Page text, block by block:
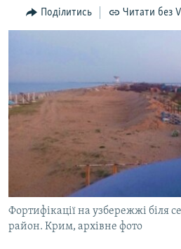
пошуку
ІНТЕРВ'Ю
ДЕПОРТАЦІЯ
ВІДЕОУРОКИ «ELIFBE»
СВІДЧЕННЯ ОКУПАЦІЇ
УКРАЇНСЬКА ПРОБЛЕМА КРИМУ
ІНФОГРАФІКА
ЯК ОБІЙТИ БЛОКУВАННЯ
Русский
Qırımtatar
Поділитись Читати без
Фортифікації на узбережжі біля
район. Крим, архівне фото